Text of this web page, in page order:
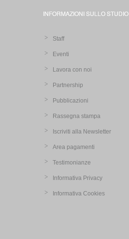
INFORMAZIONI SULLO STUDIO
Staff
Eventi
Lavora con noi
Partnership
Pubblicazioni
Rassegna stampa
Iscriviti alla Newsletter
Area pagamenti
Testimonianze
Informativa Privacy
Informativa Cookies